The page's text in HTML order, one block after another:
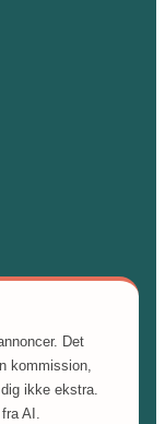
Det
kommission,
ikke ekstra.
AI.